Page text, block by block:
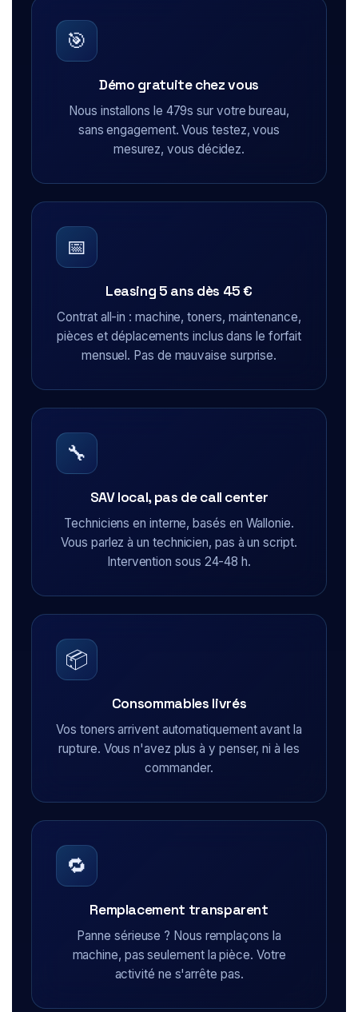
🎯
Démo gratuite chez vous
Nous installons le 479s sur votre bureau,
sans engagement. Vous testez, vous
mesurez, vous décidez.
📅
Leasing 5 ans dès 45 €
Contrat all-in : machine, toners, maintenance,
pièces et déplacements inclus dans le forfait
mensuel. Pas de mauvaise surprise.
🔧
SAV local, pas de call center
Techniciens en interne, basés en Wallonie.
Vous parlez à un technicien, pas à un script.
Intervention sous 24-48 h.
📦
Consommables livrés
Vos toners arrivent automatiquement avant la
rupture. Vous n'avez plus à y penser, ni à les
commander.
🔁
Remplacement transparent
Panne sérieuse ? Nous remplaçons la
machine, pas seulement la pièce. Votre
activité ne s'arrête pas.